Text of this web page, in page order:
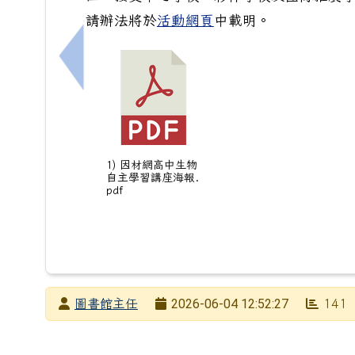
上一筆：114學年度第二學期南寧[愛閱讀‧
請辦法將於活動網頁 中載明。
1) 因材網高中生物
自主學習講座海報.
pdf
發布者圖書館主任
2026-06-04 12:52:27 141